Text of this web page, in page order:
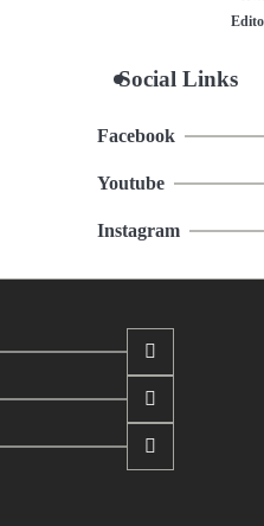
Social Links
Facebook
Youtube
Instagram